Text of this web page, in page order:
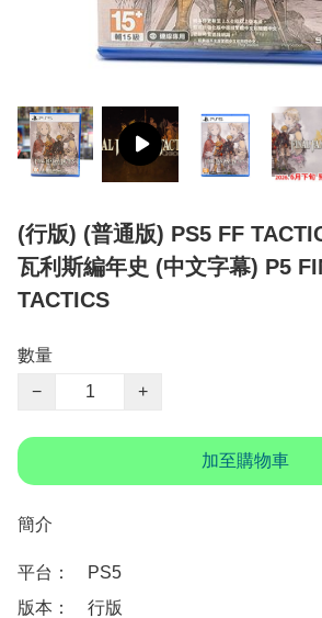
(行版) (普通版) PS5 FF
瓦利斯編年史 (中文字幕) P5
TACTICS
數量
−
+
加至購物車
簡介
平台：　PS5
版本：　行版